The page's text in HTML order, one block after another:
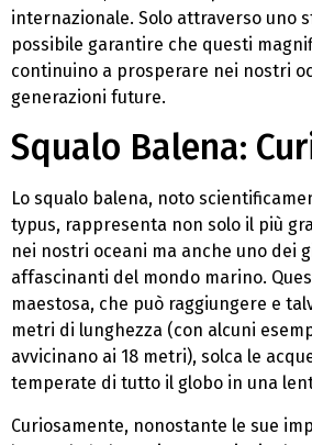
internazionale. Solo attraverso uno
possibile garantire che questi
continuino a prosperare nei nostri
generazioni future.
Squalo Balena:
Lo squalo balena, noto
typus, rappresenta non solo il più
nei nostri oceani ma anche uno dei
affascinanti del mondo marino.
maestosa, che può raggiungere e
metri di lunghezza (con alcuni
avvicinano ai 18 metri), solca le
temperate di tutto il globo in una
Curiosamente, nonostante le sue